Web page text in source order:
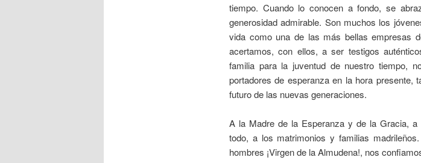
tiempo. Cuando lo conocen a fondo, se
generosidad admirable. Son muchos los
vida como una de las más bellas empresas
acertamos, con ellos, a ser testigos
familia para la juventud de nuestro tiempo,
portadores de esperanza en la hora presente,
futuro de las nuevas generaciones.
A la Madre de la Esperanza y de la Gracia,
todo, a los matrimonios y familias
hombres ¡Virgen de la Almudena!, nos